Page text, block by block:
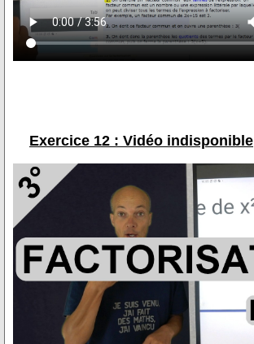
Exercice 12 : Vidéo indisponible